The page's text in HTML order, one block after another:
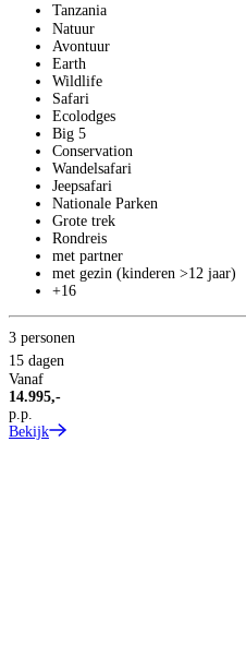
Tanzania
Natuur
Avontuur
Earth
Wildlife
Safari
Ecolodges
Big 5
Conservation
Wandelsafari
Jeepsafari
Nationale Parken
Grote trek
Rondreis
met partner
met gezin (kinderen >12 jaar)
+16
3 personen
15 dagen
Vanaf
14.995,-
p.p.
Bekijk